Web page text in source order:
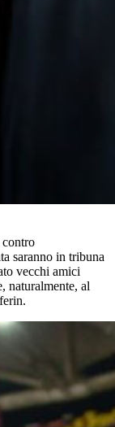
contro
saranno in tribuna
vecchi amici
naturalmente, al